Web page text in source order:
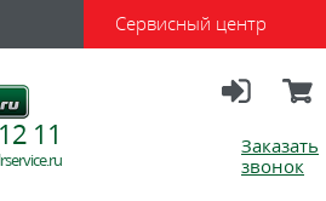
Сервисный центр
Заказать
звонок
11